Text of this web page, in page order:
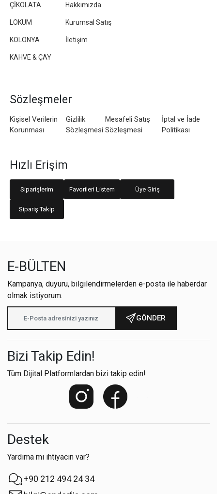
ÇİKOLATA
LOKUM
KOLONYA
KAHVE & ÇAY
Hakkımızda
Kurumsal Satış
İletişim
Sözleşmeler
Kişisel Verilerin
Korunması
Gizlilik
Sözleşmesi
Mesafeli Satış
Sözleşmesi
İptal ve İade
Politikası
Hızlı Erişim
Siparişlerim Favorileri Listem Üye Giriş
Sipariş Takip
E-BÜLTEN
Kampanya, duyuru, bilgilendirmelerden e-posta ile haberdar
olmak istiyorum.
GÖNDER
Bizi Takip Edin!
Tüm Dijital Platformlardan bizi takip edin!
Destek
Yardıma mı ihtiyacın var?
+90 212 494 24 34